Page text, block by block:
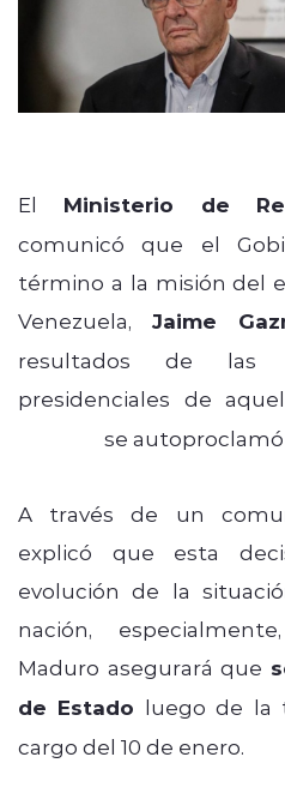
El Ministerio de
comunicó que el
término a la misión del
Venezuela, Jaime
resultados de las
presidenciales de
se
A través de un
explicó que esta
evolución de la
nación,
Maduro asegurará que
de Estado luego de la
cargo del 10 de enero.